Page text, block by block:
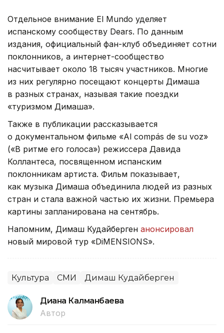
Отдельное внимание El Mundo уделяет
испанскому сообществу Dears. По данным
издания, официальный фан-клуб объединяет сотни
поклонников, а интернет-сообщество
насчитывает около 18 тысяч участников. Многие
из них регулярно посещают концерты Димаша
в разных странах, называя такие поездки
«туризмом Димаша».
Также в публикации рассказывается
о документальном фильме «Al compás de su voz»
(«В ритме его голоса») режиссера Давида
Коллантеса, посвященном испанским
поклонникам артиста. Фильм показывает,
как музыка Димаша объединила людей из разных
стран и стала важной частью их жизни. Премьера
картины запланирована на сентябрь.
Напомним, Димаш Кудайберген анонсировал
новый мировой тур «DiMENSIONS».
Культура СМИ Димаш Кудайберген
Диана Калманбаева
Автор